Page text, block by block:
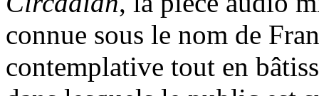
connue sous le nom de
contemplative tout en